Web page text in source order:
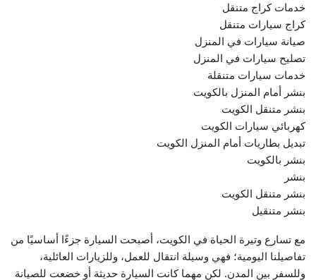
خدمات كراج متنقل
كراج سيارات متنقل
صيانة سيارات في المنزل
تصليح سيارات في المنزل
خدمات سيارات متنقلة
بنشر أمام المنزل بالكويت
بنشر متنقل الكويت
كهربائي سيارات الكويت
تبديل بطاريات أمام المنزل الكويت
بنشر بالكويت
بنشر
بنشر متنقل الكويت
بنشر متنقيل
مع تسارع وتيرة الحياة في الكويت، أصبحت السيارة جزءًا أساسيًا من
تفاصيلنا اليومية؛ فهي وسيلة انتقال للعمل، وللزيارات العائلية،
وللسفر بين المدن. لكن مهما كانت السيارة حديثة أو خضعت للصيانة